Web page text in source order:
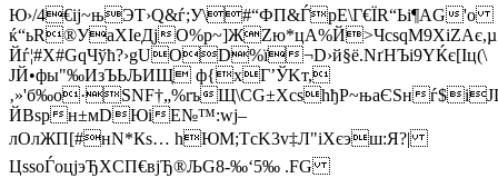
Ю›/4€ij~њЭT›Q&ѓ;У\#“ФП&ЃpЕ\Г€ЇR“Ьi¶AG'о
ќ“ьR®УaXІеДј
Йѓ¦#Х#GqЧўћ?›gUОD%ї¬D›й§ё.NґНЪі9YЌє[Іц(\
JЙ•фы"‰ИзЪЬЉИЩ ф{xГ’ЎKт,
‚»'б‰o·ЅNF†„%rъЩ\СG±ХcѕhђР~њаЄЅн
ЙВsрн±мDЮiЕ№™:wj–
лOлЖП[#нN*Кѕ… hЮМ;ТcK3v‡Л"іXєэш:Я?|
ЦsѕoЃoцјэЂХCП€вjЂ®ЉG8-‰‘5‰ .FG